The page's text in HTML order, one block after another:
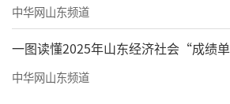
部署，紧扣高质量发展主题
海洋科技、海洋产业、海洋
领域取得的卓越成就，生动
陆海统筹、向海图强，努力
中华网山东频道
一图读懂2025年山东经济社会“成绩
中华网山东频道